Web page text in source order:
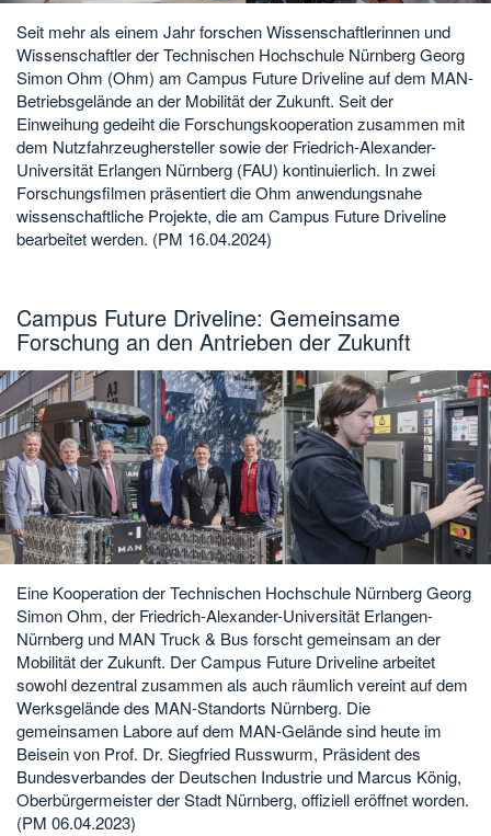
Seit mehr als einem Jahr forschen Wissenschaftlerinnen und
Wissenschaftler der Technischen Hochschule Nürnberg Georg
Simon Ohm (Ohm) am Campus Future Driveline auf dem MAN-
Betriebsgelände an der Mobilität der Zukunft. Seit der
Einweihung gedeiht die Forschungskooperation zusammen mit
dem Nutzfahrzeughersteller sowie der Friedrich-Alexander-
Universität Erlangen Nürnberg (FAU) kontinuierlich. In zwei
Forschungsfilmen präsentiert die Ohm anwendungsnahe
wissenschaftliche Projekte, die am Campus Future Driveline
bearbeitet werden. (PM 16.04.2024)
Campus Future Driveline: Gemeinsame
Forschung an den Antrieben der Zukunft
Eine Kooperation der Technischen Hochschule Nürnberg Georg
Simon Ohm, der Friedrich-Alexander-Universität Erlangen-
Nürnberg und MAN Truck & Bus forscht gemeinsam an der
Mobilität der Zukunft. Der Campus Future Driveline arbeitet
sowohl dezentral zusammen als auch räumlich vereint auf dem
Werksgelände des MAN-Standorts Nürnberg. Die
gemeinsamen Labore auf dem MAN-Gelände sind heute im
Beisein von Prof. Dr. Siegfried Russwurm, Präsident des
Bundesverbandes der Deutschen Industrie und Marcus König,
Oberbürgermeister der Stadt Nürnberg, offiziell eröffnet worden.
(PM 06.04.2023)